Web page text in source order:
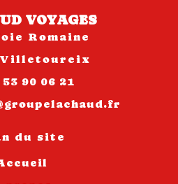
VOYAGES
Romaine
Villetoureix
53 90 06 21
du site